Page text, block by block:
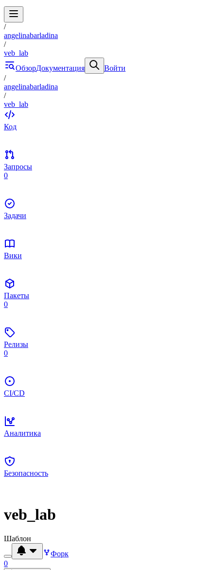
/
angelinabarladina
/
veb_lab
ОбзорДокументация
Войти
/
angelinabarladina
/
veb_lab
Код
Запросы
0
Задачи
Вики
Пакеты
0
Релизы
0
CI/CD
Аналитика
Безопасность
veb_lab
Шаблон
Форк
0